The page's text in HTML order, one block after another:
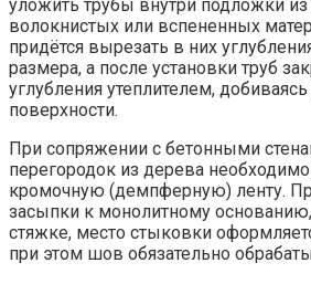
уложить трубы внутри подложки из
волокнистых или вспененных
придётся вырезать в них
размера, а после установки труб
углубления утеплителем,
поверхности.
При сопряжении с бетонными
перегородок из дерева необходимо
кромочную (демпферную) ленту.
засыпки к монолитному
стяжке, место стыковки
при этом шов обязательно